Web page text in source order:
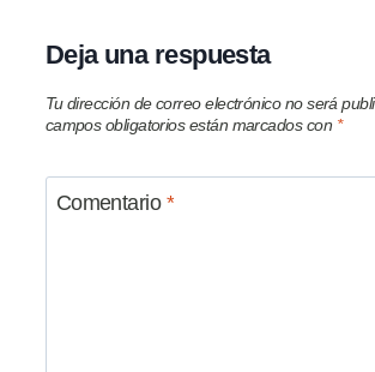
Deja una respuesta
Tu dirección de correo electrónico no será
campos obligatorios están marcados con *
Comentario *